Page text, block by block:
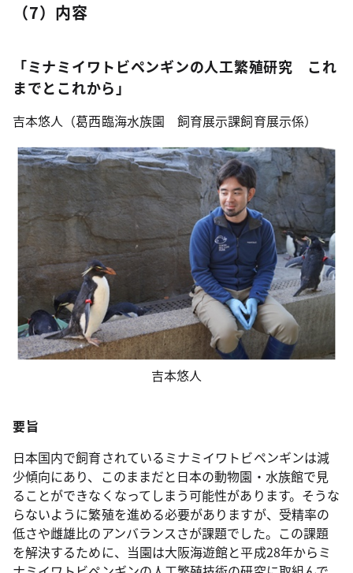
（7）内容
「ミナミイワトビペンギンの人工繁殖研究 これ
までとこれから」
吉本悠人（葛西臨海水族園 飼育展示課飼育展示係）
吉本悠人
要旨
日本国内で飼育されているミナミイワトビペンギンは減
少傾向にあり、このままだと日本の動物園・水族館で見
ることができなくなってしまう可能性があります。そうな
らないように繁殖を進める必要がありますが、受精率の
低さや雌雄比のアンバランスさが課題でした。この課題
を解決するために、当園は大阪海遊館と平成28年からミ